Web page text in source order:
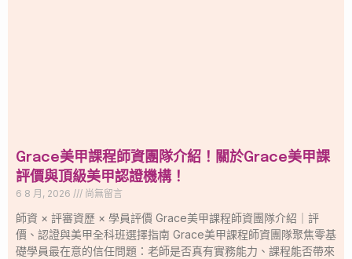
Grace美甲課程師資團隊介紹！關於Grace美甲課
評價與頂級美甲認證機構！
6 8 月, 2026 尚無留言
師資 × 評審資歷 × 學員評價 Grace美甲課程師資團隊介紹｜評
價、認證與美甲全科班選擇指南 Grace美甲課程師資團隊聚焦零基
礎學員最在意的信任問題：老師是否真有實務能力、課程能否帶來